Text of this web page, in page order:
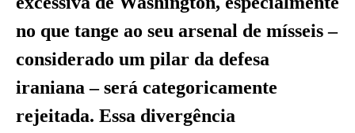
no que tange ao seu arsenal de mísseis –
considerado um pilar da defesa
iraniana – será categoricamente
rejeitada. Essa divergência